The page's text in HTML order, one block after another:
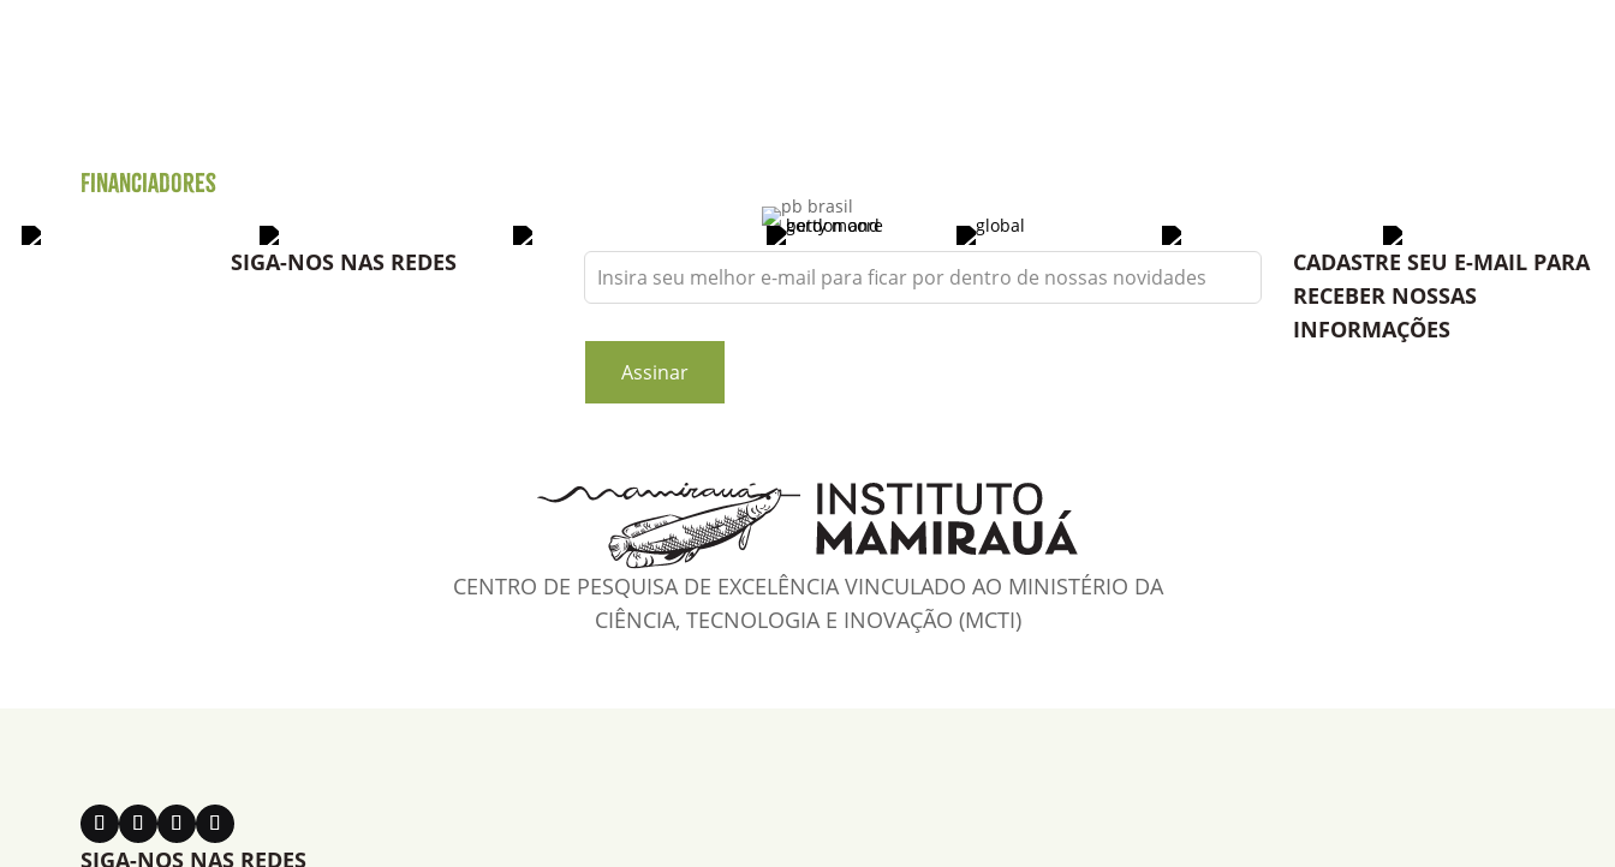
Financiadores
SIGA-NOS NAS REDES
Leave
this
blank
Assinar
CADASTRE SEU E-MAIL PARA
RECEBER NOSSAS
INFORMAÇÕES
CENTRO DE PESQUISA DE EXCELÊNCIA VINCULADO AO MINISTÉRIO DA
CIÊNCIA, TECNOLOGIA E INOVAÇÃO (MCTI)
SIGA-NOS NAS REDES